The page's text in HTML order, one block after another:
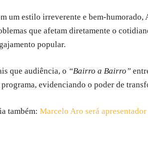
um estilo irreverente e bem-humorado,
que afetam diretamente o
popular.
que audiência, o “Bairro a Bairro”
evidenciando o poder de
também: Marcelo Aro será